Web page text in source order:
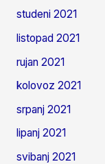
studeni 2021
listopad 2021
rujan 2021
kolovoz 2021
srpanj 2021
lipanj 2021
svibanj 2021